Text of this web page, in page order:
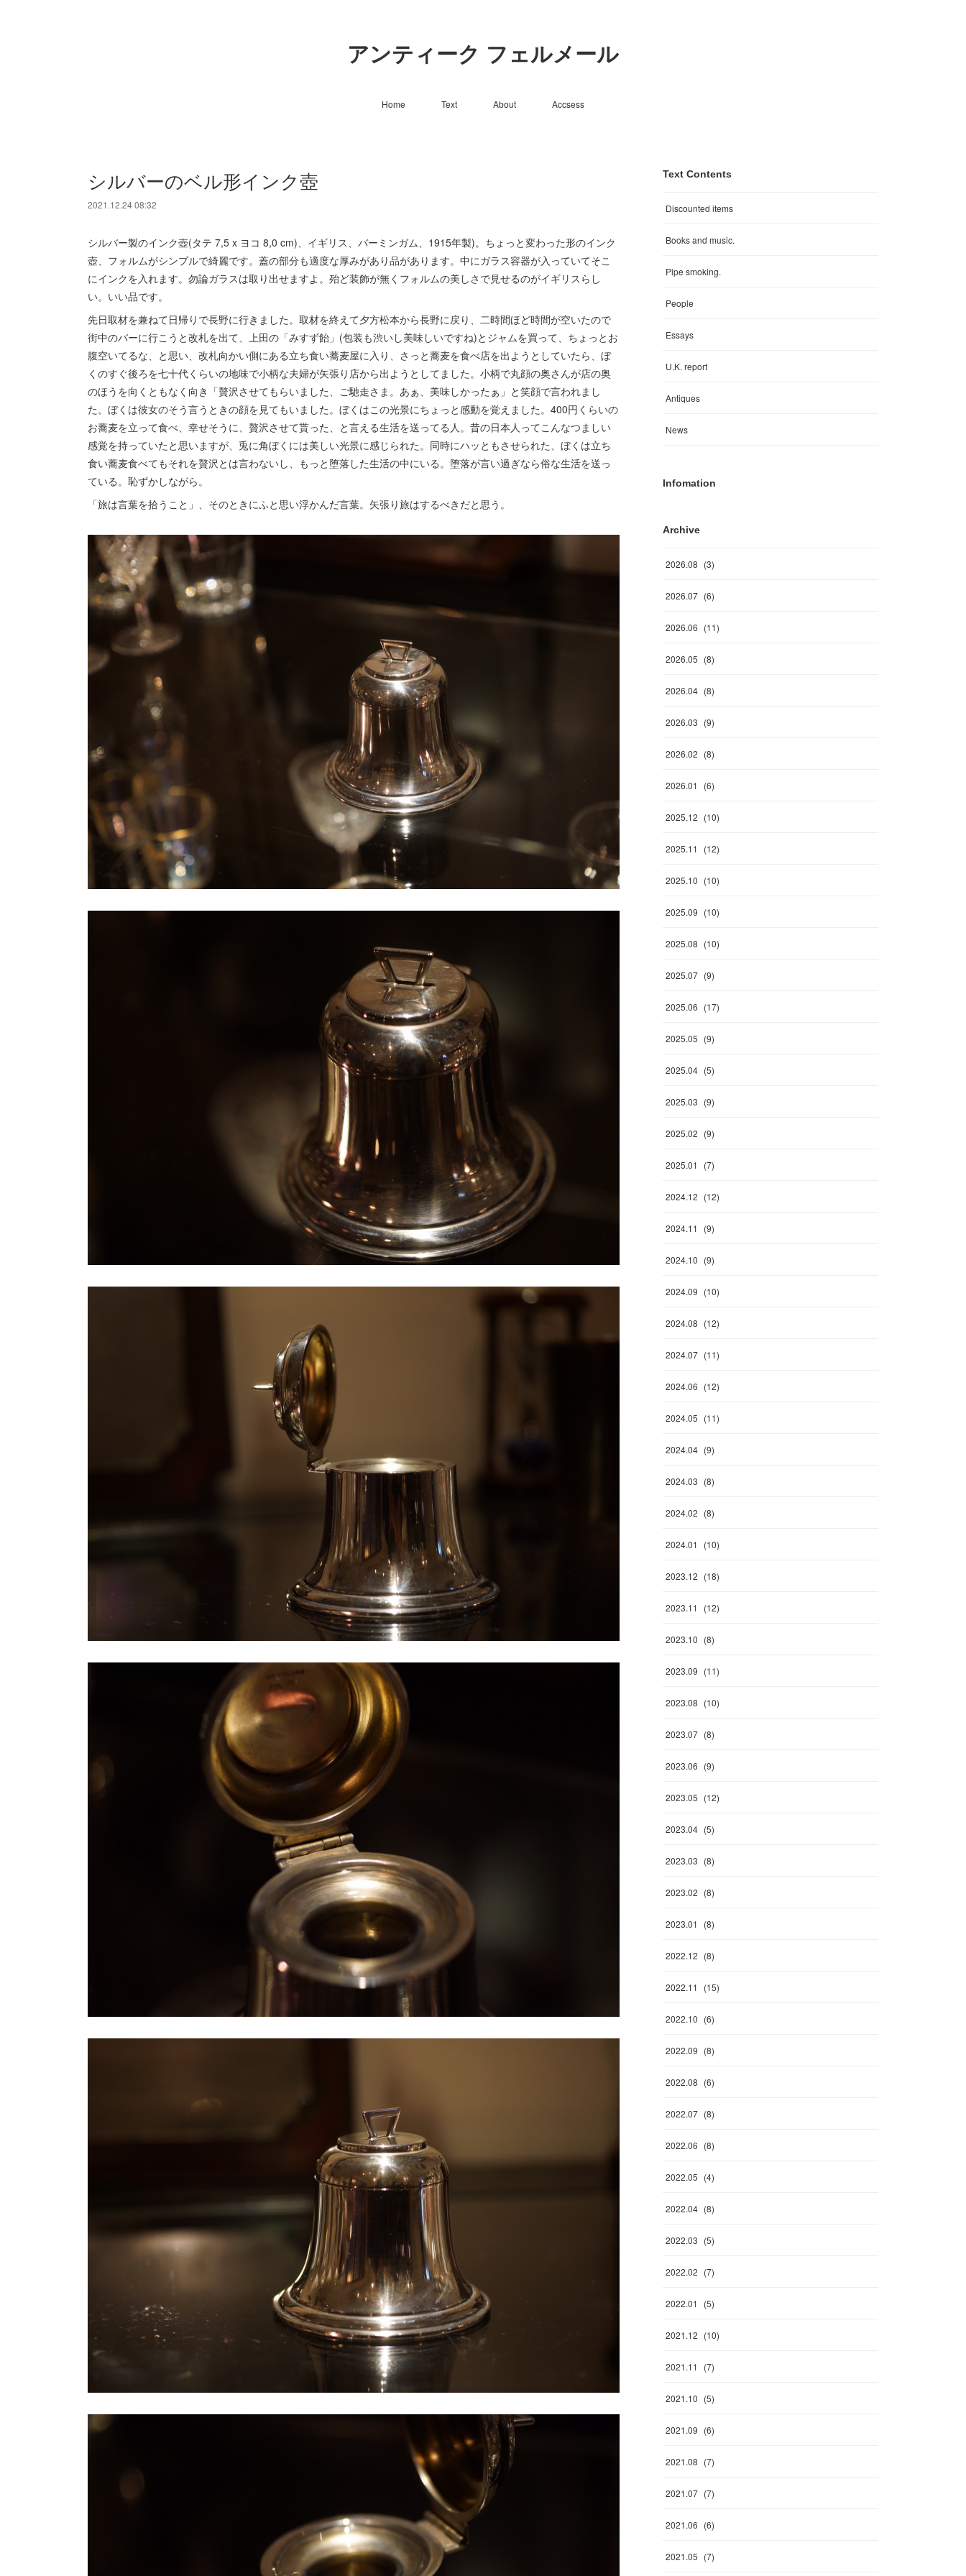
アンティーク フェルメール
Home Text About Accsess
シルバーのベル形インク壺
2021.12.24 08:32
シルバー製のインク壺(タテ 7,5 x ヨコ 8,0 cm)、イギリス、バーミンガム、1915年製)。ちょっと変わった形のインク
壺、フォルムがシンプルで綺麗です。蓋の部分も適度な厚みがあり品があります。中にガラス容器が入っていてそこ
にインクを入れます。勿論ガラスは取り出せますよ。殆ど装飾が無くフォルムの美しさで見せるのがイギリスらし
い。いい品です。
先日取材を兼ねて日帰りで長野に行きました。取材を終えて夕方松本から長野に戻り、二時間ほど時間が空いたので
街中のバーに行こうと改札を出て、上田の「みすず飴」(包装も渋いし美味しいですね)とジャムを買って、ちょっとお
腹空いてるな、と思い、改札向かい側にある立ち食い蕎麦屋に入り、さっと蕎麦を食べ店を出ようとしていたら、ぼ
くのすぐ後ろを七十代くらいの地味で小柄な夫婦が矢張り店から出ようとしてました。小柄で丸顔の奥さんが店の奥
のほうを向くともなく向き「贅沢させてもらいました、ご馳走さま。あぁ、美味しかったぁ」と笑顔で言われまし
た。ぼくは彼女のそう言うときの顔を見てもいました。ぼくはこの光景にちょっと感動を覚えました。400円くらいの
お蕎麦を立って食べ、幸せそうに、贅沢させて貰った、と言える生活を送ってる人。昔の日本人ってこんなつましい
感覚を持っていたと思いますが、兎に角ぼくには美しい光景に感じられた。同時にハッともさせられた、ぼくは立ち
食い蕎麦食べてもそれを贅沢とは言わないし、もっと堕落した生活の中にいる。堕落が言い過ぎなら俗な生活を送っ
ている。恥ずかしながら。
「旅は言葉を拾うこと」、そのときにふと思い浮かんだ言葉。矢張り旅はするべきだと思う。
Text Contents
Discounted items
Books and music.
Pipe smoking.
People
Essays
U.K. report
Antiques
News
Infomation
Archive
2026.08 (3)
2026.07 (6)
2026.06 (11)
2026.05 (8)
2026.04 (8)
2026.03 (9)
2026.02 (8)
2026.01 (6)
2025.12 (10)
2025.11 (12)
2025.10 (10)
2025.09 (10)
2025.08 (10)
2025.07 (9)
2025.06 (17)
2025.05 (9)
2025.04 (5)
2025.03 (9)
2025.02 (9)
2025.01 (7)
2024.12 (12)
2024.11 (9)
2024.10 (9)
2024.09 (10)
2024.08 (12)
2024.07 (11)
2024.06 (12)
2024.05 (11)
2024.04 (9)
2024.03 (8)
2024.02 (8)
2024.01 (10)
2023.12 (18)
2023.11 (12)
2023.10 (8)
2023.09 (11)
2023.08 (10)
2023.07 (8)
2023.06 (9)
2023.05 (12)
2023.04 (5)
2023.03 (8)
2023.02 (8)
2023.01 (8)
2022.12 (8)
2022.11 (15)
2022.10 (6)
2022.09 (8)
2022.08 (6)
2022.07 (8)
2022.06 (8)
2022.05 (4)
2022.04 (8)
2022.03 (5)
2022.02 (7)
2022.01 (5)
2021.12 (10)
2021.11 (7)
2021.10 (5)
2021.09 (6)
2021.08 (7)
2021.07 (7)
2021.06 (6)
2021.05 (7)